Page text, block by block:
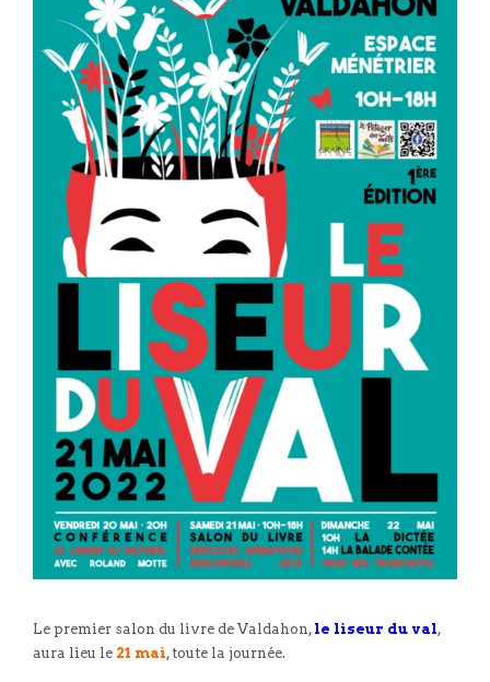
Le premier salon du livre de Valdahon, le liseur du val,
aura lieu le 21 mai, toute la journée.